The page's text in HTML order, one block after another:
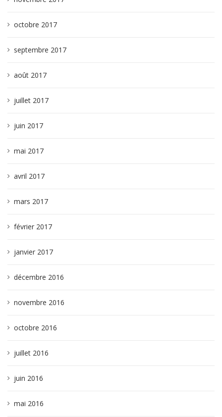
octobre 2017
septembre 2017
août 2017
juillet 2017
juin 2017
mai 2017
avril 2017
mars 2017
février 2017
janvier 2017
décembre 2016
novembre 2016
octobre 2016
juillet 2016
juin 2016
mai 2016